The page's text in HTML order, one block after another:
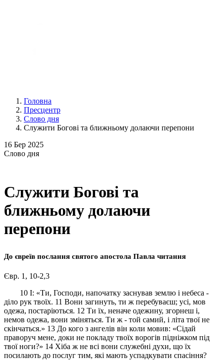
Головна
Пресцентр
Слово дня
Служити Богові та ближньому долаючи перепони
16 Бер 2025
Слово дня
Служити Богові та
ближньому долаючи
перепони
До євреїв послання святого апостола Павла читання
Євр. 1, 10-2,3
10 І: «Ти, Господи, напочатку заснував землю і небеса -
діло рук твоїх. 11 Вони загинуть, ти ж перебуваєш; усі, мов
одежа, постаріються. 12 Ти їх, неначе одежину, згорнеш і,
немов одежа, вони зміняться. Ти ж - той самий, і літа твої не
скінчаться.» 13 До кого з ангелів він коли мовив: «Сідай
праворуч мене, доки не покладу твоїх ворогів підніжком під
твої ноги?» 14 Хіба ж не всі вони служебні духи, що їх
посилають до послуг тим, які мають успадкувати спасіння?